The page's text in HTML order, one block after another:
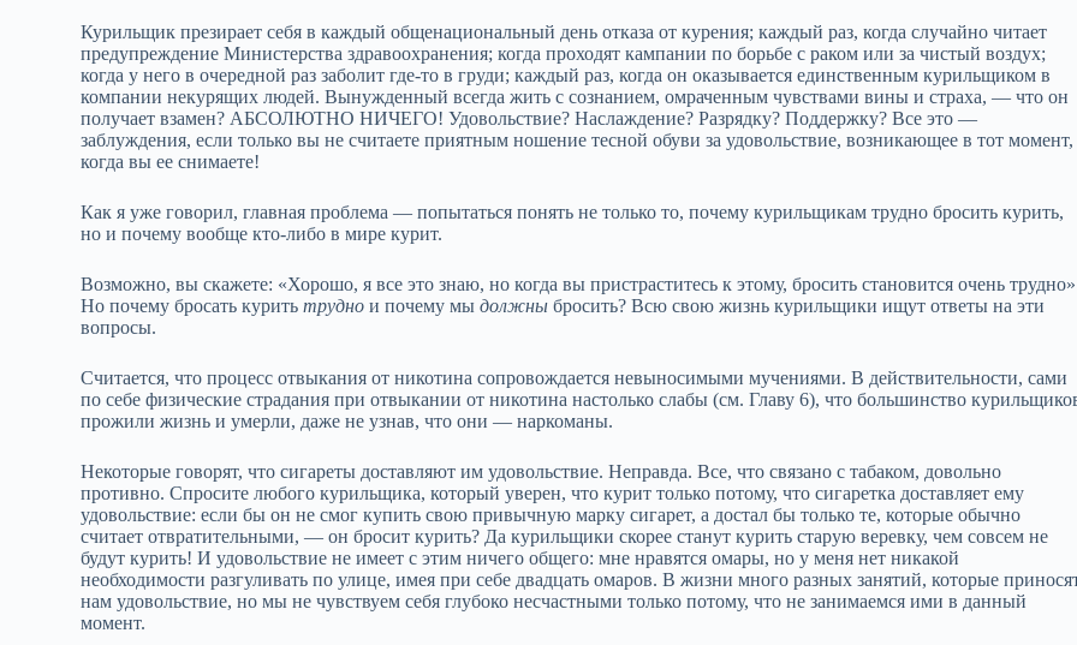
Курильщик презирает себя в каждый общенациональный день отказа от курения; каждый раз, когда случайно читает
предупреждение Министерства здравоохранения; когда проходят кампании по борьбе с раком или за чистый воздух;
когда у него в очередной раз заболит где‑то в груди; каждый раз, когда он оказывается единственным курильщиком в
компании некурящих людей. Вынужденный всегда жить с сознанием, омраченным чувствами вины и страха, — что он
получает взамен? АБСОЛЮТНО НИЧЕГО! Удовольствие? Наслаждение? Разрядку? Поддержку? Все это —
заблуждения, если только вы не считаете приятным ношение тесной обуви за удовольствие, возникающее в тот момент,
когда вы ее снимаете!
Как я уже говорил, главная проблема — попытаться понять не только то, почему курильщикам трудно бросить курить,
но и почему вообще кто‑либо в мире курит.
Возможно, вы скажете: «Хорошо, я все это знаю, но когда вы пристраститесь к этому, бросить становится очень
Но почему бросать куритьтрудно и почему мыдолжны бросить? Всю свою жизнь курильщики ищут ответы на эти
вопросы.
Считается, что процесс отвыкания от никотина сопровождается невыносимыми мучениями. В действительности, сами
по себе физические страдания при отвыкании от никотина настолько слабы (см. Главу 6), что большинство
прожили жизнь и умерли, даже не узнав, что они — наркоманы.
Некоторые говорят, что сигареты доставляют им удовольствие. Неправда. Все, что связано с табаком, довольно
противно. Спросите любого курильщика, который уверен, что курит только потому, что сигаретка доставляет ему
удовольствие: если бы он не смог купить свою привычную марку сигарет, а достал бы только те, которые обычно
считает отвратительными, — он бросит курить? Да курильщики скорее станут курить старую веревку, чем совсем не
будут курить! И удовольствие не имеет с этим ничего общего: мне нравятся омары, но у меня нет никакой
необходимости разгуливать по улице, имея при себе двадцать омаров. В жизни много разных занятий, которые
нам удовольствие, но мы не чувствуем себя глубоко несчастными только потому, что не занимаемся ими в данный
момент.